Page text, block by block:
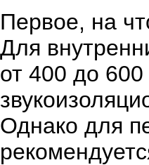
Первое, на
Для
от 400 до
Однако для